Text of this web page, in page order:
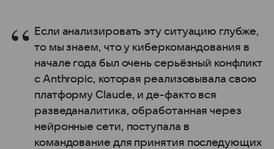
Если анализировать эту ситуацию глубже,
то мы знаем, что у киберкомандования в
начале года был очень серьёзный конфликт
с Anthropic, которая реализовывала свою
платформу Claude, и де-факто вся
разведаналитика, обработанная через
нейронные сети, поступала в
командование для принятия последующих